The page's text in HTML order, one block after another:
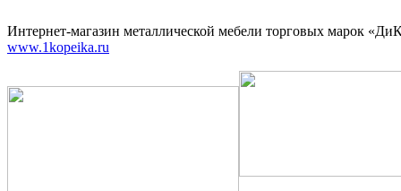
Интернет-магазин металлической мебели торговых марок
www.1kopeika.ru